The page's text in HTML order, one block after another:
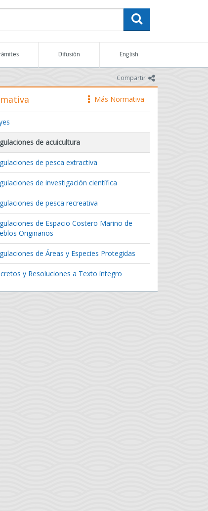
Difusión English
Compartir icono
icono
Más Normativa
de acuicultura
de pesca extractiva
de investigación científica
de pesca recreativa
de Espacio Costero Marino de
Originarios
de Áreas y Especies Protegidas
y Resoluciones a Texto íntegro